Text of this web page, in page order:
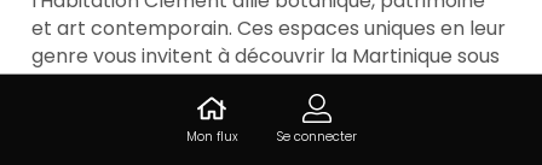
et art contemporain. Ces espaces uniques en leur
genre vous invitent à découvrir la Martinique sous
un autre angle, loin de l'agitation touristique.
Préparez-vous à une immersion captivante !
Mon flux Se connecter